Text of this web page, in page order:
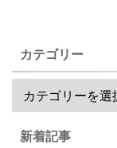
カテゴリー
新着記事